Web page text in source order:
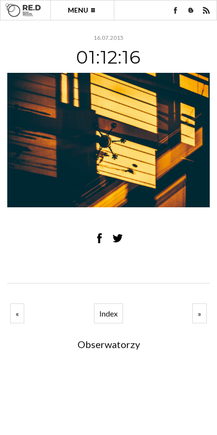
MENU
16.07.2015
01:12:16
« Index »
Obserwatorzy